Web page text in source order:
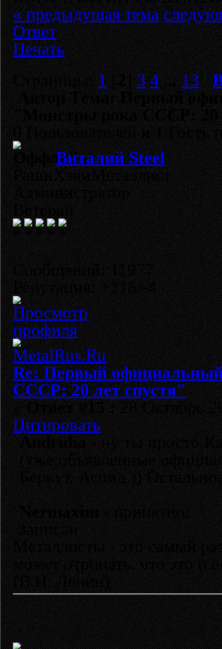
« предыдущая тема
Ответ
Печать
Страницы:1[2]3 4 ...13
АвторТема: Первый
"Монстры рока СССР: 20
0 Пользователей и 1 Гость
Виталий Steel
РашнХэвиМеталлист
Администратор
Ветеран
Сообщений: 11977
Репутация: +216/-4
Re: Первый
СССР: 20 лет спустя"
«Ответ #15 :28 Октябрь
Цитировать
Andruha- ну ты просто
(уже объявленные
Беркут, Аспид ))
Nermaxim- принятно!
Записан
Металлисты - это самый
может отрицать, что это и
(В.И. Ленин)